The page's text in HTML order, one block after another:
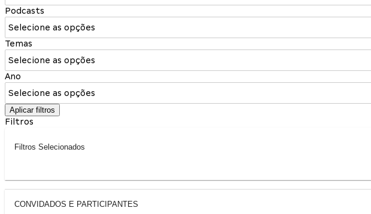
Podcasts
Selecione as opções
Temas
Selecione as opções
Ano
Selecione as opções
Aplicar filtros
Filtros
Filtros Selecionados
CONVIDADOS E PARTICIPANTES